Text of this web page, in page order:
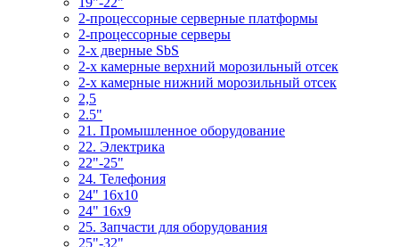
2-процессорные серверные платформы
2-процессорные серверы
2-х дверные SbS
2-х камерные верхний морозильный отсек
2-х камерные нижний морозильный отсек
2,5
2.5"
21. Промышленное оборудование
22. Электрика
22"-25"
24. Телефония
24" 16x10
24" 16x9
25. Запчасти для оборудования
25"-32"